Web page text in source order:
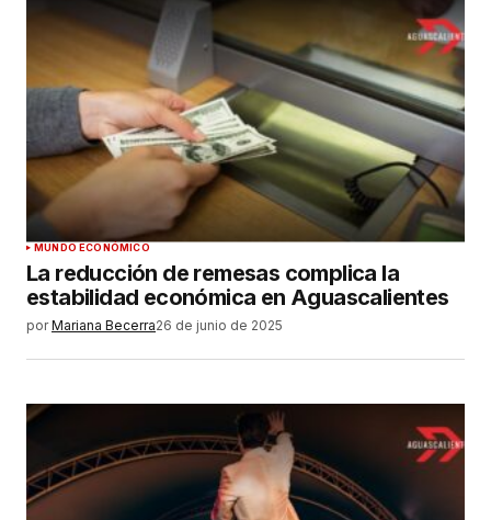
MUNDO ECONÓMICO
La reducción de remesas complica la
estabilidad económica en Aguascalientes
por Mariana Becerra26 de junio de 2025